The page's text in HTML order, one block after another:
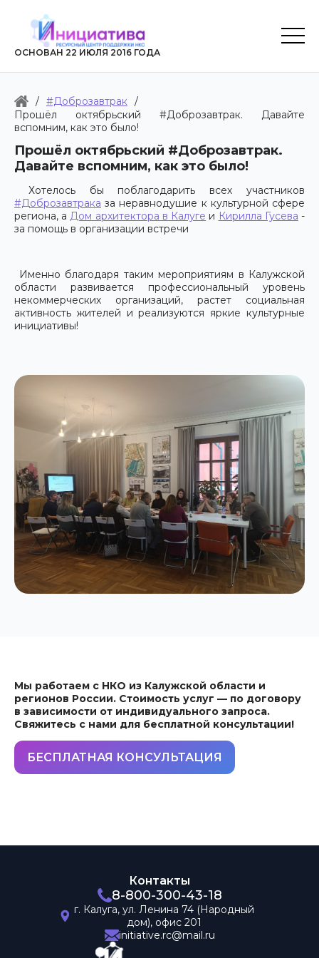
ОСНОВАН 22 ИЮЛЯ 2016 ГОДА
/ #Доброзавтрак
/
Прошёл октябрьский #Доброзавтрак. Давайте
вспомним, как это было!
Прошёл октябрьский #Доброзавтрак.
Давайте вспомним, как это было!
Хотелось бы поблагодарить всех участников
#Доброзавтрака за неравнодушие к культурной сфере
региона, а Дом архитектора в Калуге и Кирилла Гусева -
за помощь в организации встречи
Именно благодаря таким мероприятиям в Калужской
области развивается профессиональный уровень
некоммерческих организаций, растет социальная
активность жителей и реализуются яркие культурные
инициативы!
Мы работаем с НКО из Калужской области и
регионов России. Стоимость услуг — по договору
в зависимости от индивидуального запроса.
Свяжитесь с нами для бесплатной консультации!
БЕСПЛАТНАЯ КОНСУЛЬТАЦИЯ
Контакты
8-800-300-43-18
г. Калуга, ул. Ленина 74 (Народный
дом), офис 201
initiative.rc@mail.ru